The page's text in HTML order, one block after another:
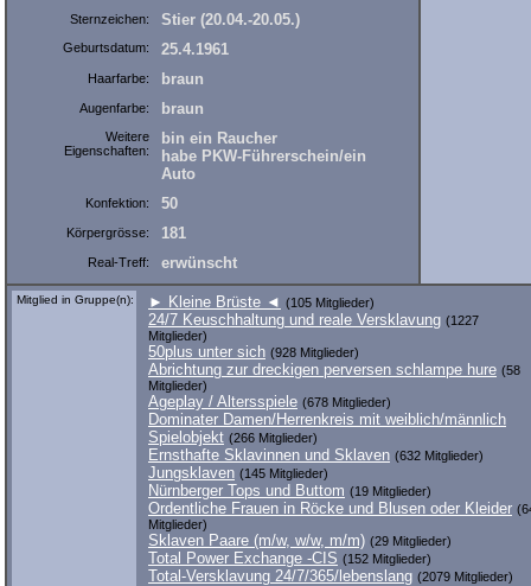
Sternzeichen: Stier (20.04.-20.05.)
Geburtsdatum: 25.4.1961
Haarfarbe: braun
Augenfarbe: braun
Weitere
Eigenschaften:
bin ein Raucher
habe PKW-Führerschein/ein
Auto
Konfektion: 50
Körpergrösse: 181
Real-Treff: erwünscht
Mitglied in Gruppe(n): ► Kleine Brüste ◄ (105 Mitglieder)
24/7 Keuschhaltung und reale Versklavung (1227
Mitglieder)
50plus unter sich (928 Mitglieder)
Abrichtung zur dreckigen perversen schlampe hure (58
Mitglieder)
Ageplay / Altersspiele (678 Mitglieder)
Dominater Damen/Herrenkreis mit weiblich/männlich
Spielobjekt (266 Mitglieder)
Ernsthafte Sklavinnen und Sklaven (632 Mitglieder)
Jungsklaven (145 Mitglieder)
Nürnberger Tops und Buttom (19 Mitglieder)
Ordentliche Frauen in Röcke und Blusen oder Kleider
Mitglieder)
Sklaven Paare (m/w, w/w, m/m) (29 Mitglieder)
Total Power Exchange -CIS (152 Mitglieder)
Total-Versklavung 24/7/365/lebenslang (2079 Mitglieder)